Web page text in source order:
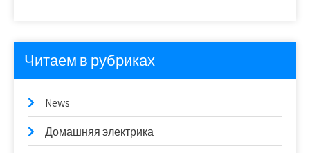
Читаем в рубриках
News
Домашняя электрика